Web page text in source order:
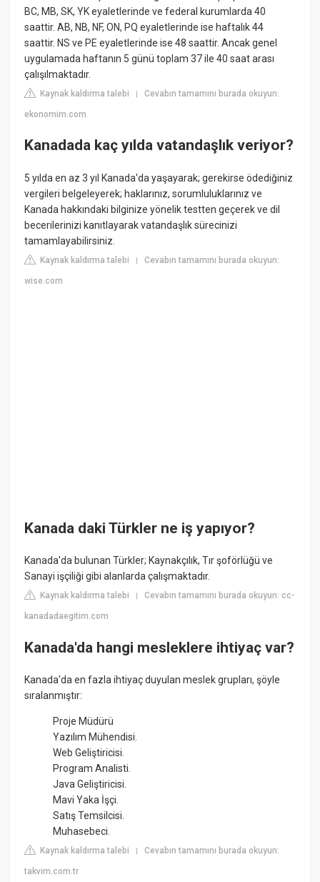
BC, MB, SK, YK eyaletlerinde ve federal kurumlarda 40
saattir. AB, NB, NF, ON, PQ eyaletlerinde ise haftalık 44
saattir. NS ve PE eyaletlerinde ise 48 saattir. Ancak genel
uygulamada haftanın 5 günü toplam 37 ile 40 saat arası
çalışılmaktadır.
Kaynak kaldırma talebi |Cevabın tamamını burada okuyun:
ekonomim.com
Kanadada kaç yılda vatandaşlık veriyor?
5 yılda en az 3 yıl Kanada'da yaşayarak; gerekirse ödediğiniz
vergileri belgeleyerek; haklarınız, sorumluluklarınız ve
Kanada hakkındaki bilginize yönelik testten geçerek ve dil
becerilerinizi kanıtlayarak vatandaşlık sürecinizi
tamamlayabilirsiniz.
Kaynak kaldırma talebi |Cevabın tamamını burada okuyun:
wise.com
Kanada daki Türkler ne iş yapıyor?
Kanada'da bulunan Türkler; Kaynakçılık, Tır şoförlüğü ve
Sanayi işçiliği gibi alanlarda çalışmaktadır.
Kaynak kaldırma talebi |Cevabın tamamını burada okuyun: cc-
kanadadaegitim.com
Kanada'da hangi mesleklere ihtiyaç var?
Kanada'da en fazla ihtiyaç duyulan meslek grupları, şöyle
sıralanmıştır:
Proje Müdürü
Yazılım Mühendisi.
Web Geliştiricisi.
Program Analisti.
Java Geliştiricisi.
Mavi Yaka İşçi.
Satış Temsilcisi.
Muhasebeci.
Kaynak kaldırma talebi |Cevabın tamamını burada okuyun:
takvim.com.tr